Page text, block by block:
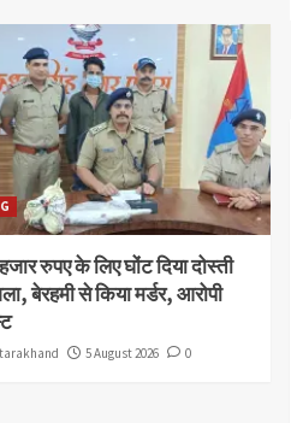
रुपए के लिए घोंट दिया दोस्ती
बेरहमी से किया मर्डर, आरोपी
5 August 2026 0